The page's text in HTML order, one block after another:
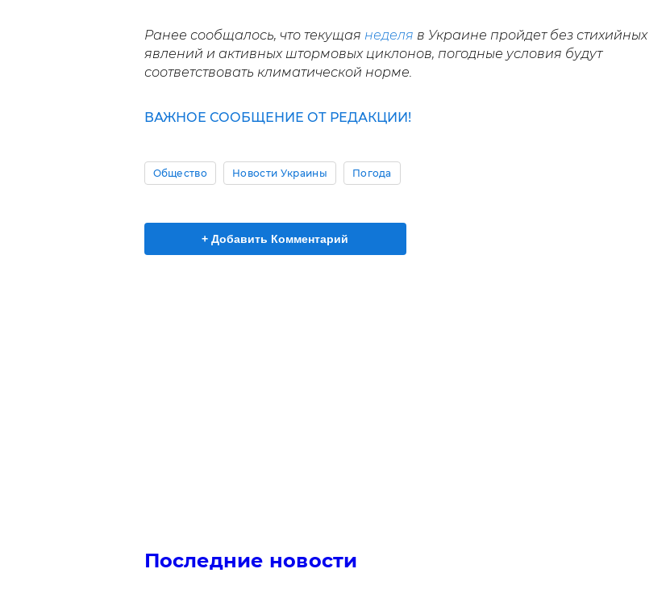
Ранее сообщалось, что текущая неделя в Украине пройдет без стихийных
явлений и активных штормовых циклонов, погодные условия будут
соответствовать климатической норме.
ВАЖНОЕ СООБЩЕНИЕ ОТ РЕДАКЦИИ!
Общество Новости Украины Погода
+ Добавить Комментарий
Последние новости